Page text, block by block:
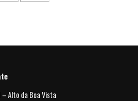
– Alto da Boa Vista